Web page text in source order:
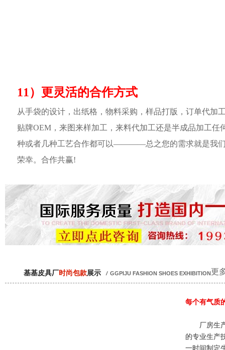
11）更灵活的合作方式
从手袋的设计，出纸格，物料采购，样品打版，订单代加
贴牌OEM，来图来样加工，来料代加工还是半成品加工任
种或者几种工艺合作都可以————总之您的需求就是我
荣幸。合作共赢!
更
基基皮具厂时尚包款展示 / GGPIJU FASHION SHOES EXHIBITION
每个有气质
厂房生
的专业生产
一时间制定